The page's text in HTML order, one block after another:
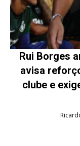
Rui Borges
avisa
clube e